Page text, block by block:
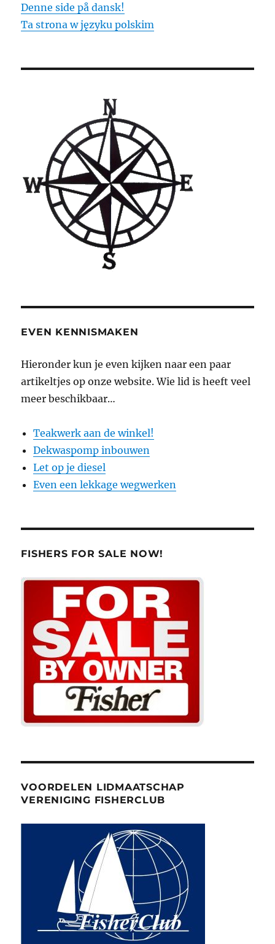
Denne side på dansk!
Ta strona w języku polskim
EVEN KENNISMAKEN
Hieronder kun je even kijken naar een paar
artikeltjes op onze website. Wie lid is heeft veel
meer beschikbaar…
Teakwerk aan de winkel!
Dekwaspomp inbouwen
Let op je diesel
Even een lekkage wegwerken
FISHERS FOR SALE NOW!
VOORDELEN LIDMAATSCHAP
VERENIGING FISHERCLUB